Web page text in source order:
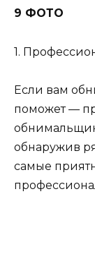
9 ФОТО
1.
Если вам
поможет —
обнаружив
самые